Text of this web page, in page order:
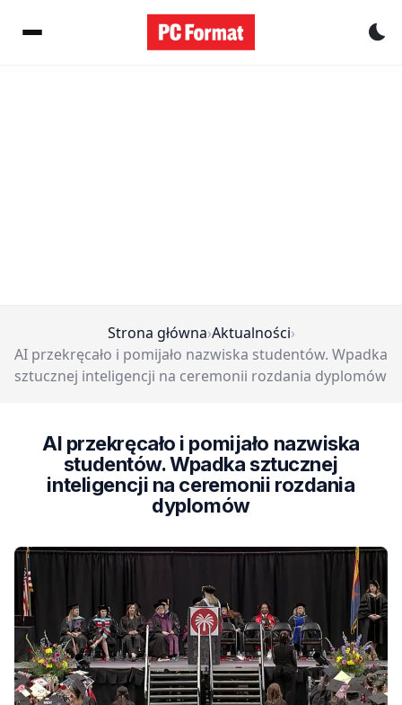
Strona główna›Aktualności›
AI przekręcało i pomijało nazwiska studentów. Wpadka
sztucznej inteligencji na ceremonii rozdania dyplomów
AI przekręcało i pomijało nazwiska
studentów. Wpadka sztucznej
inteligencji na ceremonii rozdania
dyplomów